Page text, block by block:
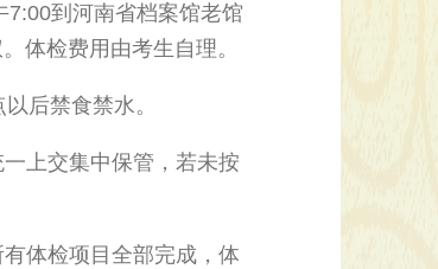
到河南省档案馆老馆
体检费用由考生自理。
后禁食禁水。
上交集中保管，若未按
体检项目全部完成，体